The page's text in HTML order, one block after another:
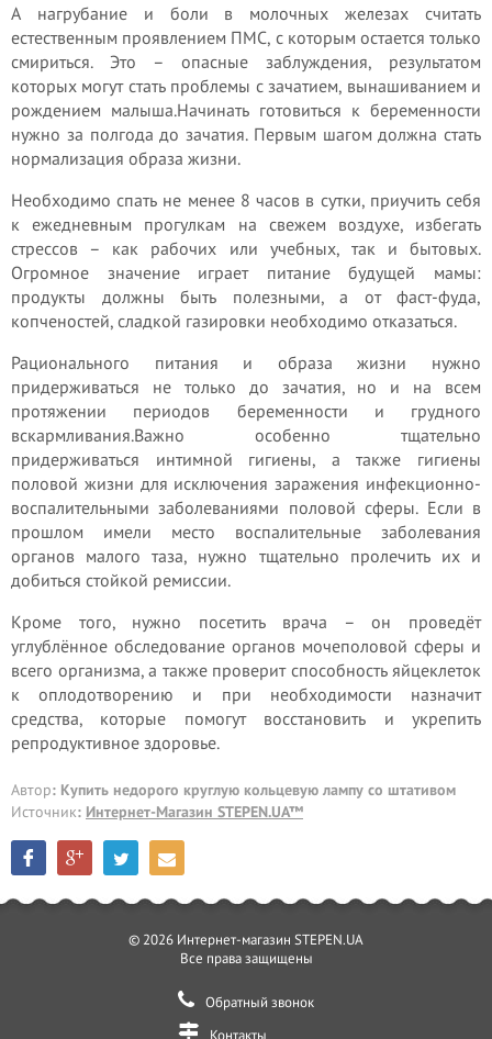
А нагрубание и боли в молочных железах считать
естественным проявлением ПМС, с которым остается только
смириться. Это – опасные заблуждения, результатом
которых могут стать проблемы с зачатием, вынашиванием и
рождением малыша.Начинать готовиться к беременности
нужно за полгода до зачатия. Первым шагом должна стать
нормализация образа жизни.
Необходимо спать не менее 8 часов в сутки, приучить себя
к ежедневным прогулкам на свежем воздухе, избегать
стрессов – как рабочих или учебных, так и бытовых.
Огромное значение играет питание будущей мамы:
продукты должны быть полезными, а от фаст-фуда,
копченостей, сладкой газировки необходимо отказаться.
Рационального питания и образа жизни нужно
придерживаться не только до зачатия, но и на всем
протяжении периодов беременности и грудного
вскармливания.Важно особенно тщательно
придерживаться интимной гигиены, а также гигиены
половой жизни для исключения заражения инфекционно-
воспалительными заболеваниями половой сферы. Если в
прошлом имели место воспалительные заболевания
органов малого таза, нужно тщательно пролечить их и
добиться стойкой ремиссии.
Кроме того, нужно посетить врача – он проведёт
углублённое обследование органов мочеполовой сферы и
всего организма, а также проверит способность яйцеклеток
к оплодотворению и при необходимости назначит
средства, которые помогут восстановить и укрепить
репродуктивное здоровье.
Автор: Купить недорого круглую кольцевую лампу со штативом
Источник: Интернет-Магазин STEPEN.UA™
© 2026 Интернет-магазин STEPEN.UA
Все права защищены
Обратный звонок
Контакты